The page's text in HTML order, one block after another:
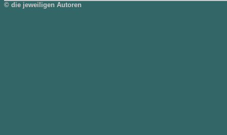
© die jeweiligen Autoren